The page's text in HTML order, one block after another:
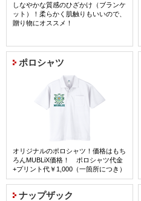
しなやかな質感のひざかけ（ブランケ
ット）！柔らかく肌触りもいいので、
贈り物にオススメ！
ポロシャツ
オリジナルのポロシャツ！価格はもち
ろんMUBLiX価格！ ポロシャツ代金
+プリント代￥1,000（一箇所につき）
ナップザック